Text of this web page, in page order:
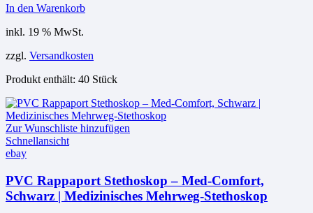
In den Warenkorb
inkl. 19 % MwSt.
zzgl. Versandkosten
Produkt enthält: 40 Stück
Zur Wunschliste hinzufügen
Schnellansicht
ebay
PVC Rappaport Stethoskop – Med-Comfort,
Schwarz | Medizinisches Mehrweg-Stethoskop